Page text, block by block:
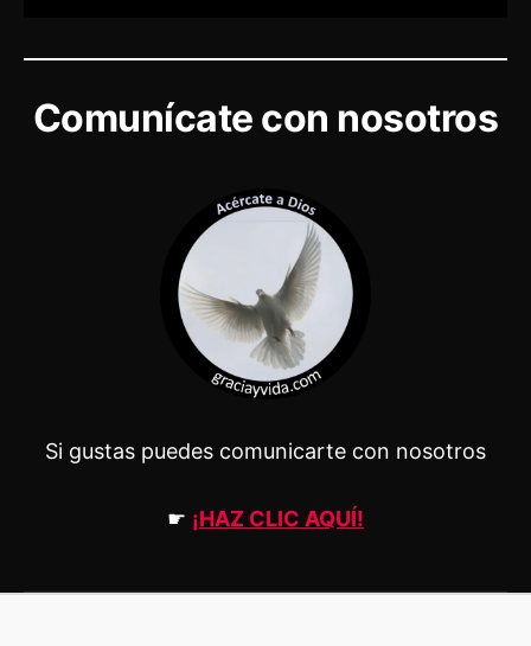
Comunícate con nosotros
Si gustas puedes comunicarte con nosotros
☛ ¡HAZ CLIC AQUÍ!